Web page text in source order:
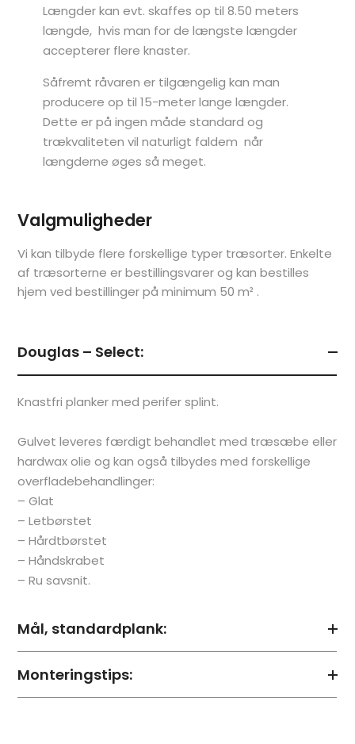
Længder kan evt. skaffes op til 8.50 meters
længde, hvis man for de længste længder
accepterer flere knaster.
Såfremt råvaren er tilgængelig kan man
producere op til 15-meter lange længder.
Dette er på ingen måde standard og
trækvaliteten vil naturligt faldem når
længderne øges så meget.
Valgmuligheder
Vi kan tilbyde flere forskellige typer træsorter. Enkelte
af træsorterne er bestillingsvarer og kan bestilles
hjem ved bestillinger på minimum 50 m² .
Douglas – Select:
Knastfri planker med perifer splint.
Gulvet leveres færdigt behandlet med træsæbe eller
hardwax olie og kan også tilbydes med forskellige
overfladebehandlinger:
– Glat
– Letbørstet
– Hårdtbørstet
– Håndskrabet
– Ru savsnit.
Mål, standardplank:
Monteringstips: